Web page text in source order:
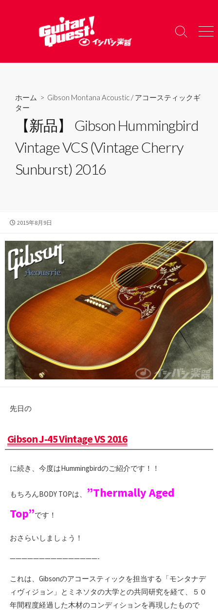
へ
検
り
メ
ー
ホーム > Gibson Montana Acoustic /アコースティックギ
ター
【新品】 Gibson Hummingbird
Vintage VCS (Vintage Cherry
Sunburst) 2016
公
日
2015年8月9日
先日の
Gibson J-45 Vintage VS 2016
に続き、今度はHummingbirdのご紹介です！！
もちろんBODY TOPは、
”Thermally Aged
Top”です！
おさらいしましょう！
———————————————-
これは、Gibsonのアコースティックを担当する「モンタナデ
ィヴィジョン」とミネソタの大学との共同研究を経て、５０
年間程度経過した木材のコンディションを再現したもので